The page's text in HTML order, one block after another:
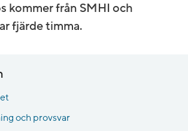
kommer från SMHI och
fjärde timma.
och provsvar